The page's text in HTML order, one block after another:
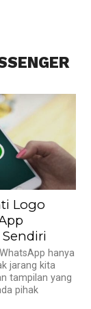
Logo
hanya
jarang kita
tampilan yang
pihak